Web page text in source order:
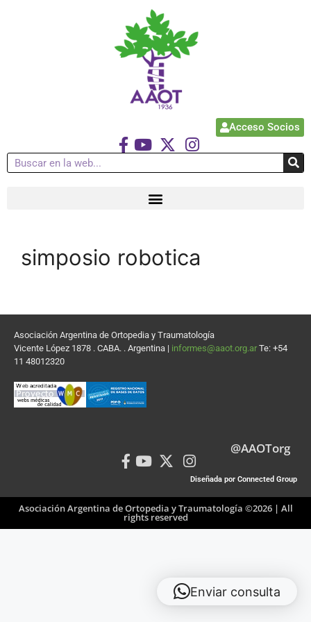
Acceso Socios
simposio robotica
Asociación Argentina de Ortopedia y Traumatología
Vicente López 1878 . CABA. . Argentina | informes@aaot.org.ar Te: +54
11 48012320
@AAOTorg
Diseñada por Connected Group
Asociación Argentina de Ortopedia y Traumatología ©2026 | All
rights reserved
Enviar consulta